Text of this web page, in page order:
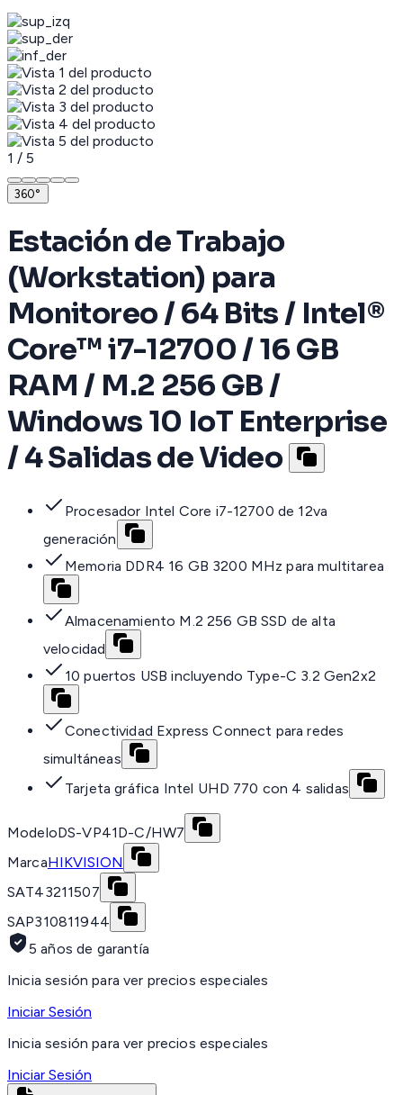
1 / 5
360°
Estación de Trabajo
(Workstation) para
Monitoreo / 64 Bits / Intel®
Core™ i7-12700 / 16 GB
RAM / M.2 256 GB /
Windows 10 IoT Enterprise
/ 4 Salidas de Video
Procesador Intel Core i7-12700 de 12va
generación
Memoria DDR4 16 GB 3200 MHz para multitarea
Almacenamiento M.2 256 GB SSD de alta
velocidad
10 puertos USB incluyendo Type-C 3.2 Gen2x2
Conectividad Express Connect para redes
simultáneas
Tarjeta gráfica Intel UHD 770 con 4 salidas
ModeloDS-VP41D-C/HW7
MarcaHIKVISION
SAT43211507
SAP310811944
5 años de garantía
Inicia sesión para ver precios especiales
Iniciar Sesión
Inicia sesión para ver precios especiales
Iniciar Sesión